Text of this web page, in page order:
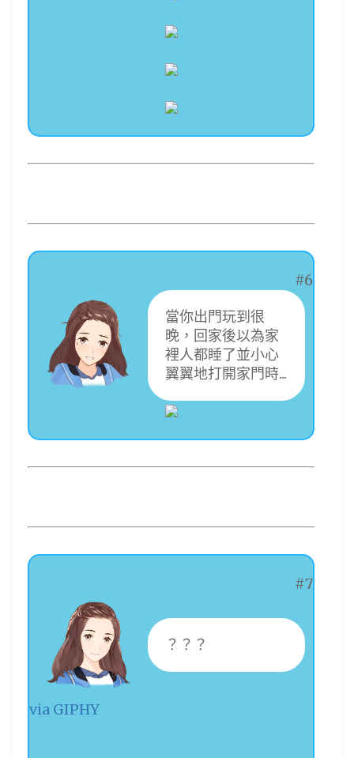
#6
當你出門玩到很
晚，回家後以為家
裡人都睡了並小心
翼翼地打開家門時...
#7
？？？
via GIPHY